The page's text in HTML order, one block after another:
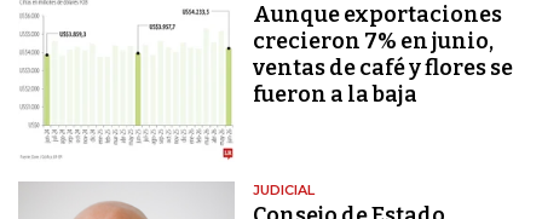
Aunque exportaciones
crecieron 7% en junio,
ventas de café y flores se
fueron a la baja
JUDICIAL